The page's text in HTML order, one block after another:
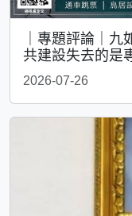
｜專題評論｜
共建設失去的是
2026-07-26